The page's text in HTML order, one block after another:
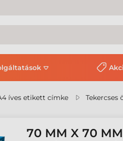
íves etikett címke
70 MM X 70 MM